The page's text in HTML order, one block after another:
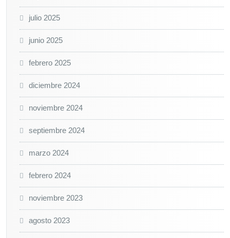
julio 2025
junio 2025
febrero 2025
diciembre 2024
noviembre 2024
septiembre 2024
marzo 2024
febrero 2024
noviembre 2023
agosto 2023